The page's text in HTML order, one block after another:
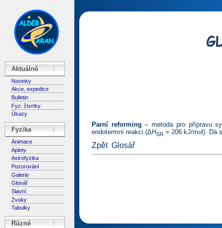
Aktuálně
Novinky
Akce, expedice
Bulletin
Fyz. čtvrtky
Úkazy
Fyzika
Animace
Aplety
Astrofyzika
Pozorování
Galerie
Glosář
Slavní
Zvuky
Tabulky
Různé
Parní reforming – metoda pro přípravu
endotermní reakci (ΔHSR = 206 kJ/mol). Dá
Zpět Glosář